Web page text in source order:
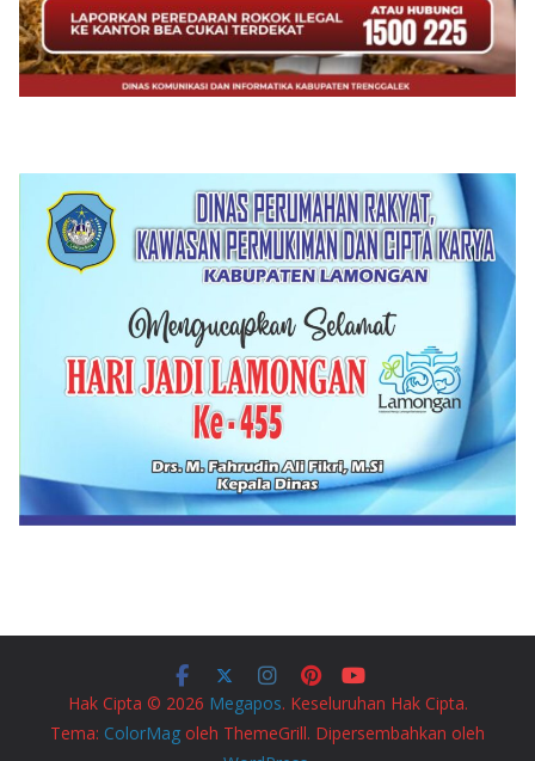
Hak Cipta © 2026 Megapos. Keseluruhan Hak Cipta.
Tema: ColorMag oleh ThemeGrill. Dipersembahkan oleh